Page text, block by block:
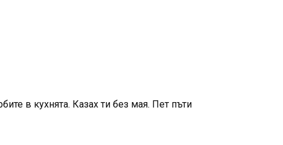
в кухнята. Казах ти без мая. Пет пъти